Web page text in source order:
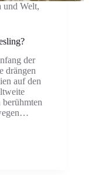
und Welt,
der
drängen
auf den